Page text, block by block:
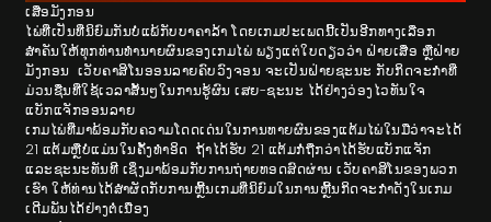
ເສືອມັງກອນ
ໄພ່ທີ່ເປັນທີ່ນິຍົມກັນບໍ່ແພ້ກັບບາຄາລ້າ ໂດຍເກມປະເພດນີ້ເປັນອີກທາງເລືອກ
ສຳຄັນໃຫ້ທຸກທ່ານທຳນາຍຜົນຂອງເກມໄພ່ ພຽງແຕ່ໃບດຽວວ່າ ຝ່າຍເສືອ ຫຼືຝ່າຍ
ມັງກອນ ເວັບຄາສິໂນອອນລາຍຄົບວົງຈອນ ຈະເປັນຝ່າຍຊະນະ ກັບກິດຈະກຳທີ່
ມ່ວນຊື່ນທີ່ໃຊ້ເວລາສັ້ນໆໃນການຮູ້ຜົນ ເສຍ-ຊະນະ ໄດ້ຢ່າງວ່ອງໄວທັນໃຈ
ແບັກແຈັກອອນລາຍ
ເກມໄພ່ທີ່ມາພ້ອມກັບຄວາມໂດດເດ່ນໃນການທາຍຜົນຂອງແຕ້ມໄພ່ໃນມືວ່າຈະໄດ້
21 ແຕ້ມຫຼືບໍ່ແມ່ນໃນຄັ້ງທໍາອິດ ຖ້າໄດ້ຮັບ 21 ແຕ້ມກໍ່ຖືກວ່າໄດ້ຮັບແບັກແຈັກ
ແລະຊະນະທັນທີ ເຊິ່ງມາພ້ອມກັບການຖ່າຍທອດສົດຜ່ານ ເວັບຄາສິໂນຂອງພວກ
ເຮົາ ໃຫ້ທ່ານໄດ້ສຳຜັດກັບການຫຼີ້ນເກມທີ່ນິຍົມໃນການຫຼີ້ນກິດຈະກຳດັງໃນເກມ
ເດີມພັນໄດ້ຢ່າງຕໍ່ເນື່ອງ